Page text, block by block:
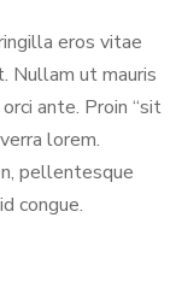
eros vitae
Nullam ut mauris
ante. Proin “sit
lorem.
pellentesque
congue.